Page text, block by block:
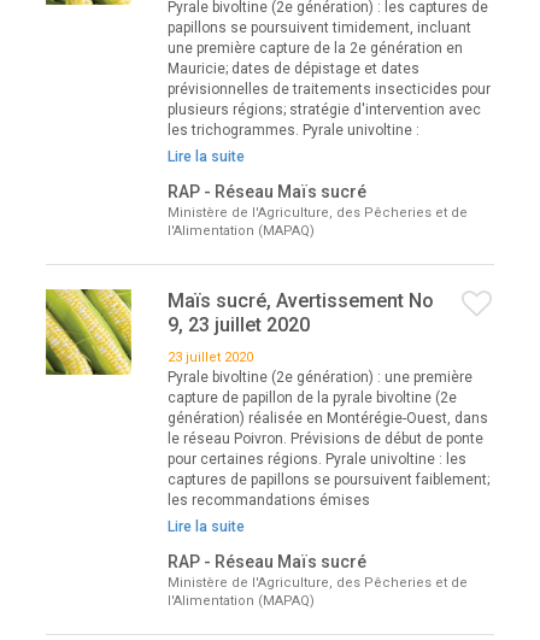
Pyrale bivoltine (2e génération) : les captures de
papillons se poursuivent timidement, incluant
une première capture de la 2e génération en
Mauricie; dates de dépistage et dates
prévisionnelles de traitements insecticides pour
plusieurs régions; stratégie d'intervention avec
les trichogrammes. Pyrale univoltine :
Lire la suite
RAP - Réseau Maïs sucré
Ministère de l'Agriculture, des Pêcheries et de
l'Alimentation (MAPAQ)
Maïs sucré, Avertissement No
9, 23 juillet 2020
23 juillet 2020
Pyrale bivoltine (2e génération) : une première
capture de papillon de la pyrale bivoltine (2e
génération) réalisée en Montérégie-Ouest, dans
le réseau Poivron. Prévisions de début de ponte
pour certaines régions. Pyrale univoltine : les
captures de papillons se poursuivent faiblement;
les recommandations émises
Lire la suite
RAP - Réseau Maïs sucré
Ministère de l'Agriculture, des Pêcheries et de
l'Alimentation (MAPAQ)